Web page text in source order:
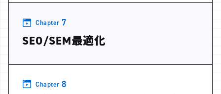
Chapter 7
SEO/SEM最適化
Chapter 8